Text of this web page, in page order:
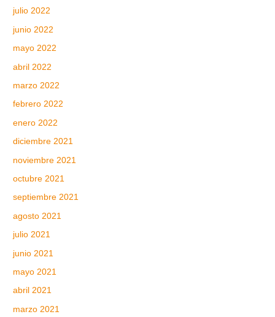
julio 2022
junio 2022
mayo 2022
abril 2022
marzo 2022
febrero 2022
enero 2022
diciembre 2021
noviembre 2021
octubre 2021
septiembre 2021
agosto 2021
julio 2021
junio 2021
mayo 2021
abril 2021
marzo 2021